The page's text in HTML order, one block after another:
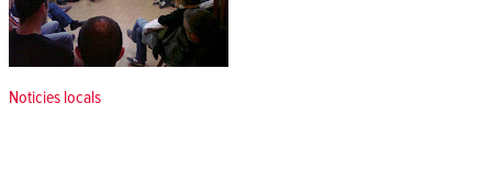
Posted in
Noticies locals